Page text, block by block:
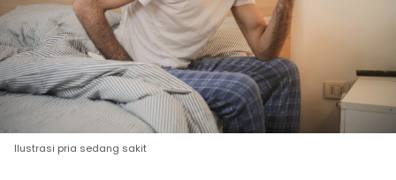
Ilustrasi pria sedang sakit